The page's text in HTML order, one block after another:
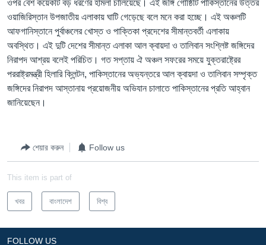
FOLLOW US
অন্য ভাষায় ওয়েব সাইট
ওপর বেশ কয়েকটি বড় ধরণের হামলা চালিয়েছে। এই জঙ্গি গোষ্ঠিটি পাকিস্তানের উত্তর
ওয়াজিরিস্তান উপজাতীয় এলাকায় ঘাটি গেড়েছে বলে মনে করা হচ্ছে। এই অঞ্চলটি
আফগানিস্তানে পুর্বাঞ্চলের খোস্ত ও পাক্তিকা প্রদেশের সীমান্তবর্তী এলাকায়
অবস্থিত। এই দুটি দেশের সীমান্ত এলাকা আল ক্বায়দা ও তালিবান সংশ্লিষ্ট জঙ্গিদের
নিরাপদ আশ্রয় বলেই পরিচিত। গত সপ্তায় ঐ অঞ্চল সফরের সময়ে যুক্তরাষ্ট্রের
পররাষ্ট্রমন্ত্রী হিলারি ক্লিন্টন, পাকিস্তানের অভ্যন্তরে আল ক্বায়দা ও তালিবান সম্পৃক্ত
জঙ্গিদের নিরাপদ আস্তানায় প্রয়োজনীয় অভিযান চালাতে পাকিস্তানের প্রতি আহ্বান
জানিয়েছেন।
শেয়ার করুন Follow us
This item is part of
খবর বাংলাদেশ বিশ্ব
FOLLOW US